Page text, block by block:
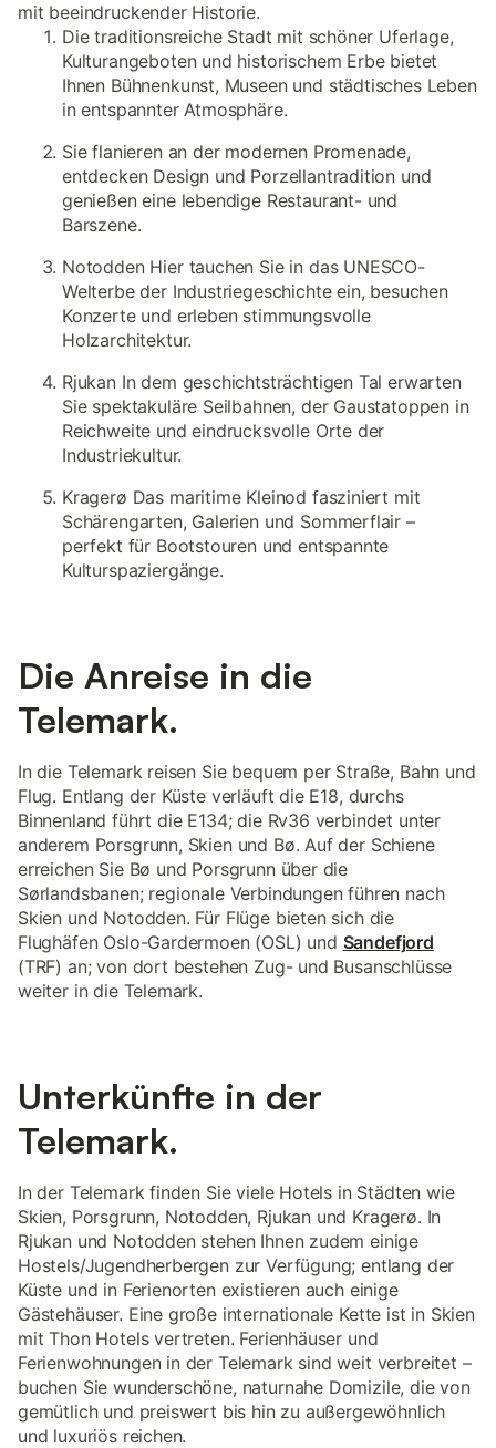
mit beeindruckender Historie.
Die traditionsreiche Stadt mit schöner Uferlage,
Kulturangeboten und historischem Erbe bietet
Ihnen Bühnenkunst, Museen und städtisches Leben
in entspannter Atmosphäre.
Sie flanieren an der modernen Promenade,
entdecken Design und Porzellantradition und
genießen eine lebendige Restaurant- und
Barszene.
Notodden Hier tauchen Sie in das UNESCO-
Welterbe der Industriegeschichte ein, besuchen
Konzerte und erleben stimmungsvolle
Holzarchitektur.
Rjukan In dem geschichtsträchtigen Tal erwarten
Sie spektakuläre Seilbahnen, der Gaustatoppen in
Reichweite und eindrucksvolle Orte der
Industriekultur.
Kragerø Das maritime Kleinod fasziniert mit
Schärengarten, Galerien und Sommerflair –
perfekt für Bootstouren und entspannte
Kulturspaziergänge.
Die Anreise in die
Telemark.
In die Telemark reisen Sie bequem per Straße, Bahn und
Flug. Entlang der Küste verläuft die E18, durchs
Binnenland führt die E134; die Rv36 verbindet unter
anderem Porsgrunn, Skien und Bø. Auf der Schiene
erreichen Sie Bø und Porsgrunn über die
Sørlandsbanen; regionale Verbindungen führen nach
Skien und Notodden. Für Flüge bieten sich die
Flughäfen Oslo-Gardermoen (OSL) und Sandefjord
(TRF) an; von dort bestehen Zug- und Busanschlüsse
weiter in die Telemark.
Unterkünfte in der
Telemark.
In der Telemark finden Sie viele Hotels in Städten wie
Skien, Porsgrunn, Notodden, Rjukan und Kragerø. In
Rjukan und Notodden stehen Ihnen zudem einige
Hostels/Jugendherbergen zur Verfügung; entlang der
Küste und in Ferienorten existieren auch einige
Gästehäuser. Eine große internationale Kette ist in Skien
mit Thon Hotels vertreten. Ferienhäuser und
Ferienwohnungen in der Telemark sind weit verbreitet –
buchen Sie wunderschöne, naturnahe Domizile, die von
gemütlich und preiswert bis hin zu außergewöhnlich
und luxuriös reichen.